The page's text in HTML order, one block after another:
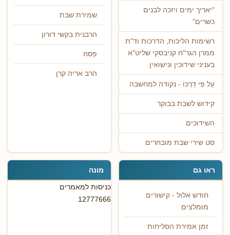
"יאריך ימים ויזכה לבנים
כשרים"
רשימות הליכות, הדרכות וד"ת
ממרן הגר"ח קניבסקי שליט"א
בעניני שידוכין ונישואין
עַל פִּי דַרְכּוֹ - נקודה למחשבה
קידוש לשבת בבוקר
השידוכים
סט שירי שבת מובחרים
שמירת שבת
הרבנית בקשי דורון
פסח
הרב אריה קרן
ראו גם
חודש אלול - קישורים
מומלצים
זמן אמירת הסליחות
מונה
כניסות למאמרים
12777666